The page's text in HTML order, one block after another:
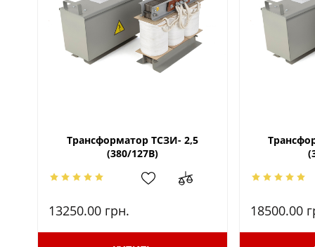
Трансформатор ТСЗИ- 2,5
(380/127В)
13250.00 грн. 18500.00